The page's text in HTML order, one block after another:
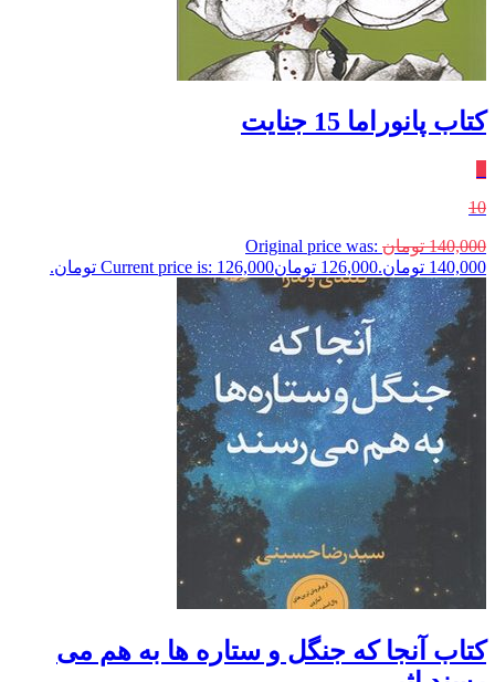
کتاب پانوراما 15 جنایت
10
140,000 تومان Original price was:
140,000 تومان.
126,000 تومانCurrent price is: 126,000 تومان.
کتاب آنجا که جنگل و ستاره ها به هم می